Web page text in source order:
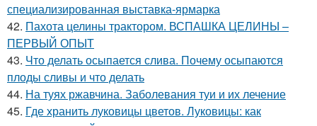
специализированная выставка-ярмарка
42. Пахота целины трактором. ВСПАШКА ЦЕЛИНЫ –
ПЕРВЫЙ ОПЫТ
43. Что делать осыпается слива. Почему осыпаются
плоды сливы и что делать
44. На туях ржавчина. Заболевания туи и их лечение
45. Где хранить луковицы цветов. Луковицы: как